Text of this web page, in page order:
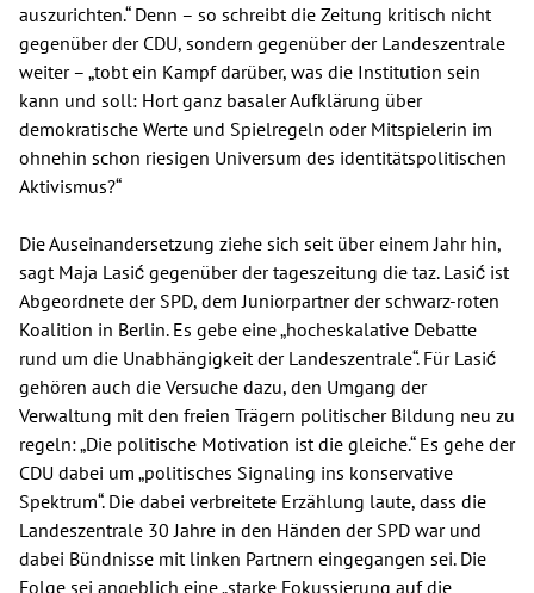
auszurichten.“ Denn – so schreibt die Zeitung kritisch nicht
gegenüber der CDU, sondern gegenüber der Landeszentrale
weiter – „tobt ein Kampf darüber, was die Institution sein
kann und soll: Hort ganz basaler Aufklärung über
demokratische Werte und Spielregeln oder Mitspielerin im
ohnehin schon riesigen Universum des identitätspolitischen
Aktivismus?“
Die Auseinandersetzung ziehe sich seit über einem Jahr hin,
sagt Maja Lasić gegenüber der tageszeitung die taz. Lasić ist
Abgeordnete der SPD, dem Juniorpartner der schwarz-roten
Koalition in Berlin. Es gebe eine „hocheskalative Debatte
rund um die Unabhängigkeit der Landeszentrale“. Für Lasić
gehören auch die Versuche dazu, den Umgang der
Verwaltung mit den freien Trägern politischer Bildung neu zu
regeln: „Die politische Motivation ist die gleiche.“ Es gehe der
CDU dabei um „politisches Signaling ins konservative
Spektrum“. Die dabei verbreitete Erzählung laute, dass die
Landeszentrale 30 Jahre in den Händen der SPD war und
dabei Bündnisse mit linken Partnern eingegangen sei. Die
Folge sei angeblich eine „starke Fokussierung auf die